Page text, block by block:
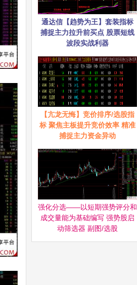
通达信【趋势为王】套装指标
捕捉主力拉升前买点 股票短线
波段实战利器
【亢龙无悔】竞价排序/选股指
标 聚焦主板提升竞价效率 精准
捕捉主力资金异动
强化分选——以短期强势评分和
成交量能为基础编写 强势股启
动筛选器‌ 副图/选股